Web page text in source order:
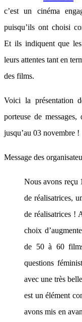
c’est un cinéma
puisqu’ils ont choisi
Et ils indiquent que
leurs attentes tant en
des films.
Voici la présentation
porteuse de
jusqu’au 03 novembre !
Message des
Nous avons reçu
de réalisatrices,
de réalisatrices !
choix
de 50 à 60
questions
avec une très
est un élément
avons mis en